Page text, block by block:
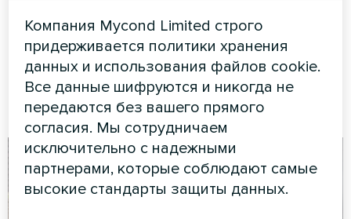
Модульный тепловой насос
MyCond STANDARD MCU
обеспечивает стабильный
климат-контроль для
производственных нужд
Компания Mycond Limited строго
придерживается политики хранения
данных и использования файлов cookie.
Все данные шифруются и никогда не
передаются без вашего прямого
согласия. Мы сотрудничаем
исключительно с надежными
партнерами, которые соблюдают самые
высокие стандарты защиты данных.